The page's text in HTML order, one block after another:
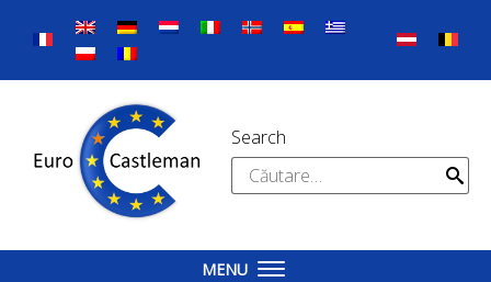
content
Search
Caută
după:
MENU